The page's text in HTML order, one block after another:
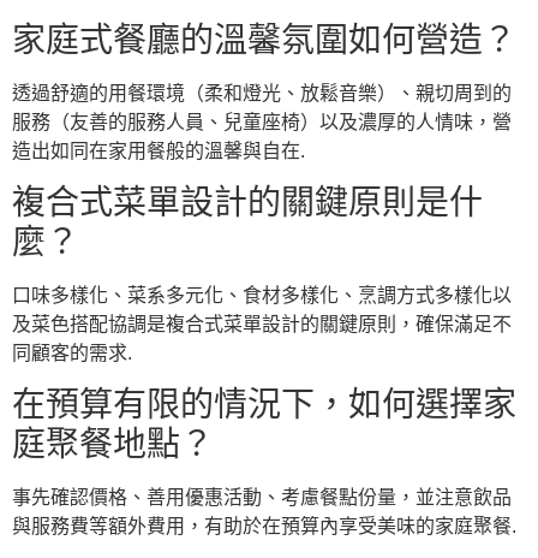
家庭式餐廳的溫馨氛圍如何營造？
透過舒適的用餐環境（柔和燈光、放鬆音樂）、親切周到的
服務（友善的服務人員、兒童座椅）以及濃厚的人情味，營
造出如同在家用餐般的溫馨與自在.
複合式菜單設計的關鍵原則是什
麼？
口味多樣化、菜系多元化、食材多樣化、烹調方式多樣化以
及菜色搭配協調是複合式菜單設計的關鍵原則，確保滿足不
同顧客的需求.
在預算有限的情況下，如何選擇家
庭聚餐地點？
事先確認價格、善用優惠活動、考慮餐點份量，並注意飲品
與服務費等額外費用，有助於在預算內享受美味的家庭聚餐.